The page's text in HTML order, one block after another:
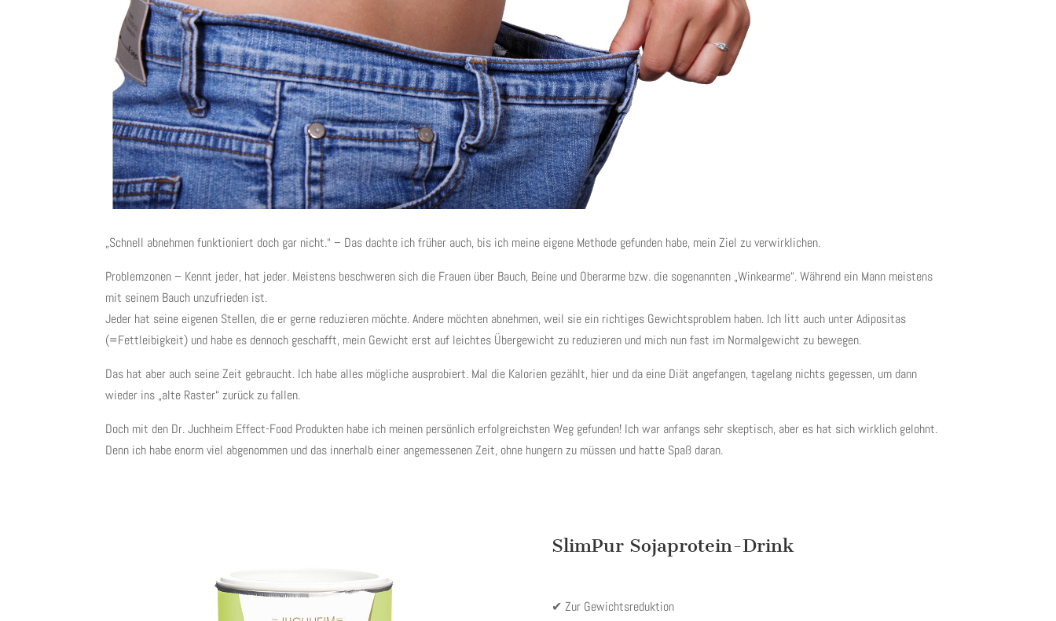
„Schnell abnehmen funktioniert doch gar nicht.“ – Das dachte ich früher auch, bis ich meine eigene Methode gefunden habe, mein Ziel zu verwirklichen.
Problemzonen – Kennt jeder, hat jeder. Meistens beschweren sich die Frauen über Bauch, Beine und Oberarme bzw. die sogenannten „Winkearme“. Während ein Mann meistens
mit seinem Bauch unzufrieden ist.
Jeder hat seine eigenen Stellen, die er gerne reduzieren möchte. Andere möchten abnehmen, weil sie ein richtiges Gewichtsproblem haben. Ich litt auch unter Adipositas
(=Fettleibigkeit) und habe es dennoch geschafft, mein Gewicht erst auf leichtes Übergewicht zu reduzieren und mich nun fast im Normalgewicht zu bewegen.
Das hat aber auch seine Zeit gebraucht. Ich habe alles mögliche ausprobiert. Mal die Kalorien gezählt, hier und da eine Diät angefangen, tagelang nichts gegessen, um dann
wieder ins „alte Raster“ zurück zu fallen.
Doch mit den Dr. Juchheim Effect-Food Produkten habe ich meinen persönlich erfolgreichsten Weg gefunden! Ich war anfangs sehr skeptisch, aber es hat sich wirklich gelohnt.
Denn ich habe enorm viel abgenommen und das innerhalb einer angemessenen Zeit, ohne hungern zu müssen und hatte Spaß daran.
SlimPur Sojaprotein-Drink
✔ Zur Gewichtsreduktion